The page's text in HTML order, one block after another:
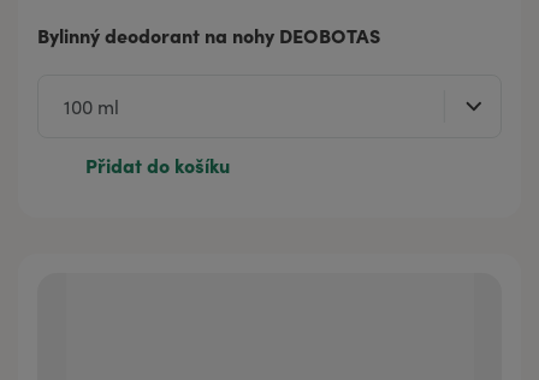
Bylinný deodorant na nohy DEOBOTAS
Přidat do košíku